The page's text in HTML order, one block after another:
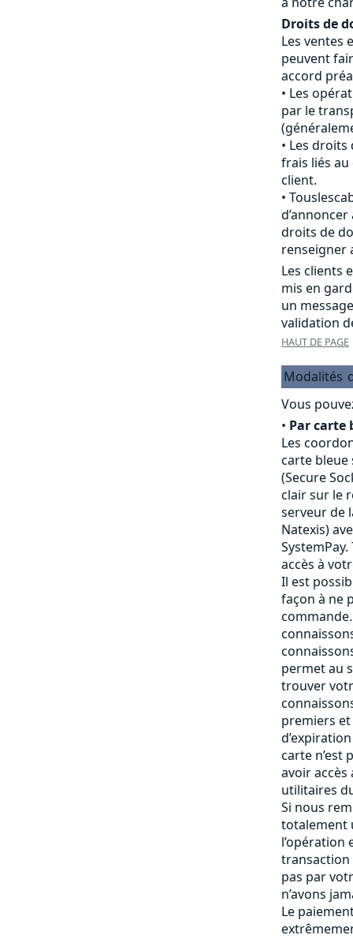
Droits de
Les ventes
peuvent
accord
Les
par le
Les droits
frais liés
client.
droits de
renseigner
Les clients
mis en
un
validation
HAUT DE PAGE
Modalités
Vous
• Par carte
Les
carte bleue
(Secure
clair sur le
serveur de
Natexis)
accès à
Il est
façon à ne
permet au
trouver
premiers
carte n’est
avoir
utilitaires
Si nous
totalement
l’opération
transaction
pas par
n’avons
Le